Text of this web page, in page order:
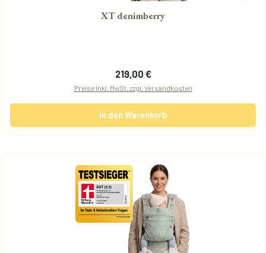
XT denimberry
Regulärer Preis:
219,00 €
Preise inkl. MwSt. zzgl. Versandkosten
In den Warenkorb